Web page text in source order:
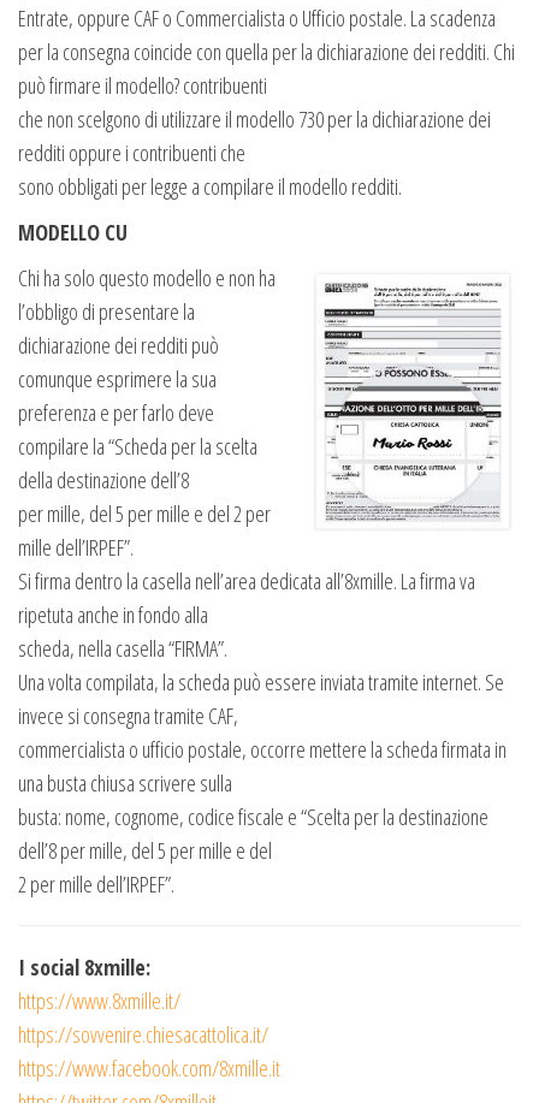
Entrate, oppure CAF o Commercialista o Ufficio postale. La scadenza
per la consegna coincide con quella per la dichiarazione dei redditi. Chi
può firmare il modello? contribuenti
che non scelgono di utilizzare il modello 730 per la dichiarazione dei
redditi oppure i contribuenti che
sono obbligati per legge a compilare il modello redditi.
MODELLO CU
Chi ha solo questo modello e non ha
l’obbligo di presentare la
dichiarazione dei redditi può
comunque esprimere la sua
preferenza e per farlo deve
compilare la “Scheda per la scelta
della destinazione dell’8
per mille, del 5 per mille e del 2 per
mille dell’IRPEF”.
Si firma dentro la casella nell’area dedicata all’8xmille. La firma va
ripetuta anche in fondo alla
scheda, nella casella “FIRMA”.
Una volta compilata, la scheda può essere inviata tramite internet. Se
invece si consegna tramite CAF,
commercialista o ufficio postale, occorre mettere la scheda firmata in
una busta chiusa scrivere sulla
busta: nome, cognome, codice fiscale e “Scelta per la destinazione
dell’8 per mille, del 5 per mille e del
2 per mille dell’IRPEF”.
I social 8xmille:
https://www.8xmille.it/
https://sovvenire.chiesacattolica.it/
https://www.facebook.com/8xmille.it